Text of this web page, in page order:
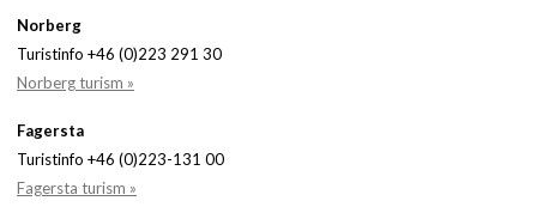
Norberg
Turistinfo +46 (0)223 291 30
Norberg turism »
Fagersta
Turistinfo +46 (0)223-131 00
Fagersta turism »